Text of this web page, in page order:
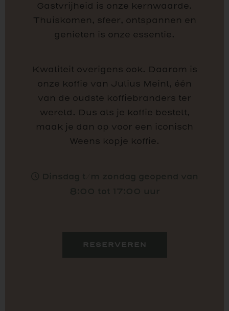
Gastvrijheid is onze kernwaarde.
Thuiskomen, sfeer, ontspannen en
genieten is onze essentie.
Kwaliteit overigens ook. Daarom is
onze koffie van Julius Meinl, één
van de oudste koffiebranders ter
wereld. Dus als je koffie bestelt,
maak je dan op voor een iconisch
Weens kopje koffie.
RESERVEREN